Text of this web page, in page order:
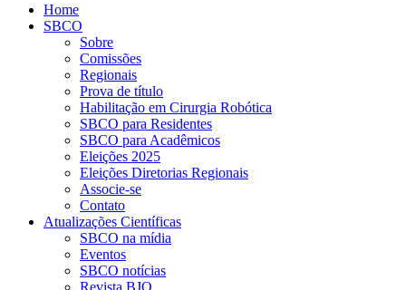
Home
SBCO
Sobre
Comissões
Regionais
Prova de título
Habilitação em Cirurgia Robótica
SBCO para Residentes
SBCO para Acadêmicos
Eleições 2025
Eleições Diretorias Regionais
Associe-se
Contato
Atualizações Científicas
SBCO na mídia
Eventos
SBCO notícias
Revista BJO